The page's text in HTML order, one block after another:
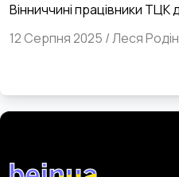
Вінниччині працівники ТЦК
12 Серпня 2025 /Леся